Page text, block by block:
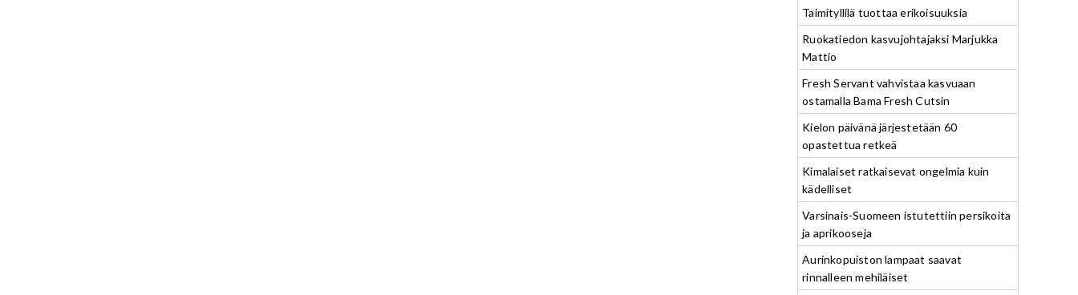
Taimityllilä tuottaa erikoisuuksia
Ruokatiedon kasvujohtajaksi Marjukka
Mattio
Fresh Servant vahvistaa kasvuaan
ostamalla Bama Fresh Cutsin
Kielon päivänä järjestetään 60
opastettua retkeä
Kimalaiset ratkaisevat ongelmia kuin
kädelliset
Varsinais-Suomeen istutettiin persikoita
ja aprikooseja
Aurinkopuiston lampaat saavat
rinnalleen mehiläiset